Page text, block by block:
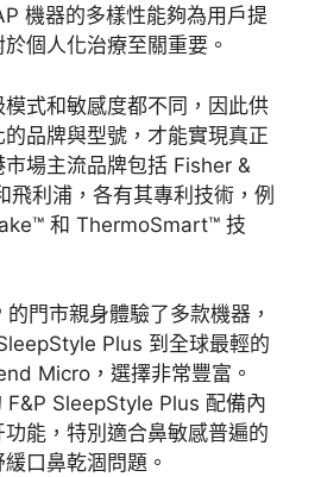
機器的多樣性能夠為用戶提
個人化治療至關重要。
式和敏感度都不同，因此供
品牌與型號，才能實現真正
場主流品牌包括 Fisher &
利浦，各有其專利技術，例
和 ThermoSmart™ 技
門市親身體驗了多款機器，
Plus 到全球最輕的
Micro，選擇非常豐富。
F&P SleepStyle Plus 配備內
能，特別適合鼻敏感普遍的
口鼻乾涸問題。